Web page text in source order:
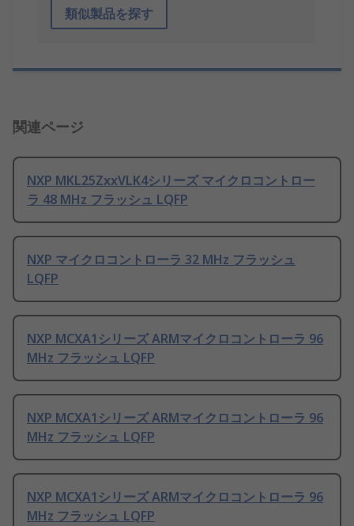
類似製品を探す
関連ページ
NXP MKL25ZxxVLK4シリーズ マイクロコントロー
ラ 48 MHz フラッシュ LQFP
NXP マイクロコントローラ 32 MHz フラッシュ
LQFP
NXP MCXA1シリーズ ARMマイクロコントローラ 96
MHz フラッシュ LQFP
NXP MCXA1シリーズ ARMマイクロコントローラ 96
MHz フラッシュ LQFP
NXP MCXA1シリーズ ARMマイクロコントローラ 96
MHz フラッシュ LQFP